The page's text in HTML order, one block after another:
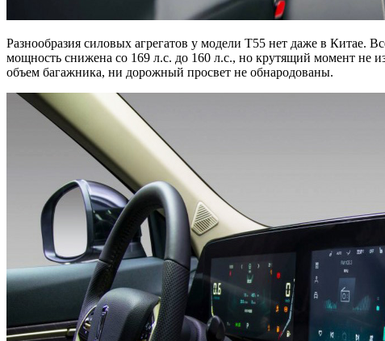
Разнообразия силовых агрегатов у модели T55 нет даже в
мощность снижена со 169 л.с. до 160 л.с., но крутящий момент не
объем багажника, ни дорожный просвет не обнародованы.